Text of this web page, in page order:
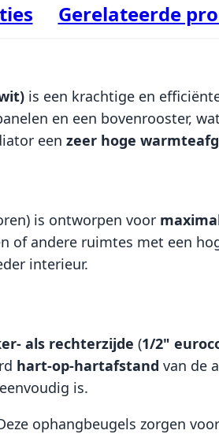
is een krachtige en
en een bovenrooster,
een zeer hoge
is ontworpen voor
of andere ruimtes met een
interieur.
als rechterzijde (1/2"
hart-op-hartafstand van de
is.
ophangbeugels zorgen
Gerelateerde